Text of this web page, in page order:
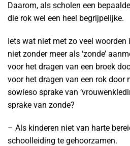
Daarom, als scholen een
die rok wel een heel begrijpelijke.
Iets wat niet met zo veel woorden
niet zonder meer als ‘zonde’
voor het dragen van een broek
voor het dragen van een rok door
sowieso sprake van
sprake van zonde?
– Als kinderen niet van harte
schoolleiding te gehoorzamen.